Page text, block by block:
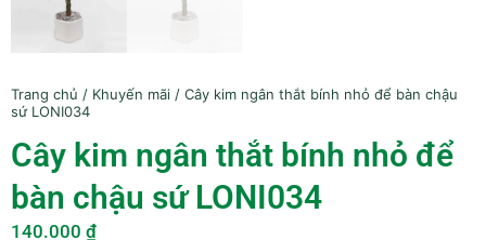
Trang chủ / Khuyến mãi / Cây kim ngân thắt bính nhỏ để bàn chậu
sứ LONI034
Cây kim ngân thắt bính nhỏ để
bàn chậu sứ LONI034
140.000 ₫